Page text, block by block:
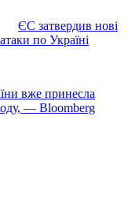
ЄС затвердив нові
по Україні
вже принесла
— Bloomberg